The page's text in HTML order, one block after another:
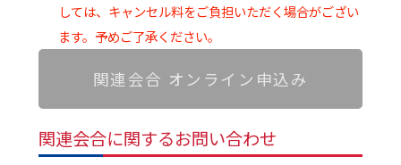
しては、キャンセル料をご負担いただく場合がござい
ます。予めご了承ください。
関連会合 オンライン申込み
関連会合に関するお問い合わせ